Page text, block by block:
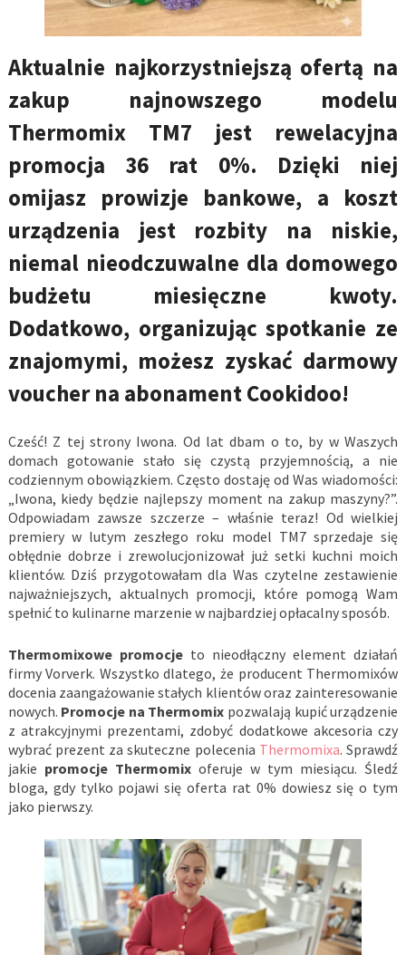
Aktualnie najkorzystniejszą ofertą na
zakup najnowszego modelu
Thermomix TM7 jest rewelacyjna
promocja 36 rat 0%. Dzięki niej
omijasz prowizje bankowe, a koszt
urządzenia jest rozbity na niskie,
niemal nieodczuwalne dla domowego
budżetu miesięczne kwoty.
Dodatkowo, organizując spotkanie ze
znajomymi, możesz zyskać darmowy
voucher na abonament Cookidoo!
Cześć! Z tej strony Iwona. Od lat dbam o to, by w Waszych
domach gotowanie stało się czystą przyjemnością, a nie
codziennym obowiązkiem. Często dostaję od Was wiadomości:
„Iwona, kiedy będzie najlepszy moment na zakup maszyny?”.
Odpowiadam zawsze szczerze – właśnie teraz! Od wielkiej
premiery w lutym zeszłego roku model TM7 sprzedaje się
obłędnie dobrze i zrewolucjonizował już setki kuchni moich
klientów. Dziś przygotowałam dla Was czytelne zestawienie
najważniejszych, aktualnych promocji, które pomogą Wam
spełnić to kulinarne marzenie w najbardziej opłacalny sposób.
Thermomixowe promocjeto nieodłączny element działań
firmy Vorverk. Wszystko dlatego, że producent Thermomixów
docenia zaangażowanie stałych klientów oraz zainteresowanie
nowych. Promocje na Thermomix pozwalają kupić urządzenie
z atrakcyjnymi prezentami, zdobyć dodatkowe akcesoria czy
wybrać prezent za skuteczne polecenia Thermomixa. Sprawdź
jakie promocje Thermomixoferuje w tym miesiącu. Śledź
bloga, gdy tylko pojawi się oferta rat 0% dowiesz się o tym
jako pierwszy.